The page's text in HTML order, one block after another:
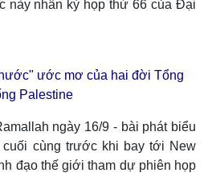
này nhân kỳ họp thứ 66 của Đại
ước mơ của hai đời Tổng
Palestine
ngày 16/9 - bài phát biểu
cùng trước khi bay tới New
đạo thế giới tham dự phiên họp